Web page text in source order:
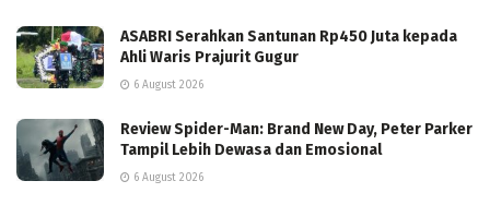
ASABRI Serahkan Santunan Rp450 Juta kepada
Ahli Waris Prajurit Gugur
6 August 2026
Review Spider-Man: Brand New Day, Peter Parker
Tampil Lebih Dewasa dan Emosional
6 August 2026